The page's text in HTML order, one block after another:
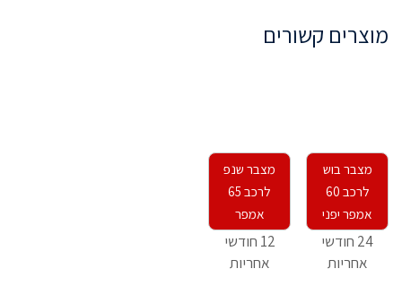
מוצרים קשורים
מצבר בוש
לרכב 60
אמפר יפני
24 חודשי
אחריות
מצבר שנפ
לרכב 65
אמפר
12 חודשי
אחריות